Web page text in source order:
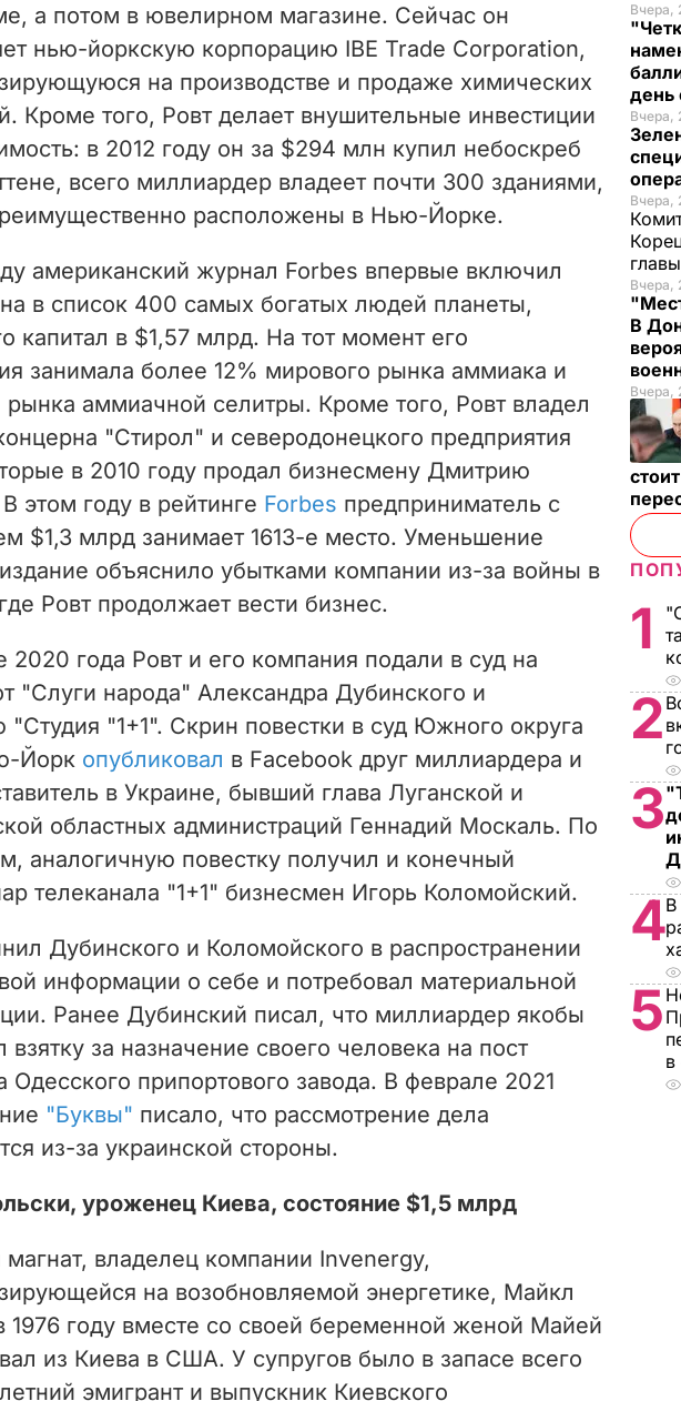
а потом в ювелирном магазине. Сейчас он
нью-йоркскую корпорацию IBE Trade Corporation,
на производстве и продаже химических
Кроме того, Ровт делает внушительные инвестиции
в 2012 году он за $294 млн купил небоскреб
всего миллиардер владеет почти 300 зданиями,
расположены в Нью-Йорке.
американский журнал Forbes впервые включил
в список 400 самых богатых людей планеты,
капитал в $1,57 млрд. На тот момент его
занимала более 12% мирового рынка аммиака и
рынка аммиачной селитры. Кроме того, Ровт владел
"Стирол" и северодонецкого предприятия
в 2010 году продал бизнесмену Дмитрию
этом году в рейтинге Forbes предприниматель с
$1,3 млрд занимает 1613-е место. Уменьшение
объяснило убытками компании из-за войны в
Ровт продолжает вести бизнес.
2020 года Ровт и его компания подали в суд на
"Слуги народа" Александра Дубинского и
"1+1". Скрин повестки в суд Южного округа
Йорк опубликовал в Facebook друг миллиардера и
в Украине, бывший глава Луганской и
областных администраций Геннадий Москаль. По
аналогичную повестку получил и конечный
телеканала "1+1" бизнесмен Игорь Коломойский.
Дубинского и Коломойского в распространении
информации о себе и потребовал материальной
Ранее Дубинский писал, что миллиардер якобы
взятку за назначение своего человека на пост
Одесского припортового завода. В феврале 2021
"Буквы" писало, что рассмотрение дела
из-за украинской стороны.
уроженец Киева, состояние $1,5 млрд
магнат, владелец компании Invenergy,
на возобновляемой энергетике, Майкл
1976 году вместе со своей беременной женой Майей
из Киева в США. У супругов было в запасе всего
эмигрант и выпускник Киевского
Вчера,
день
Вчера,
Вчера,
Вчера,
В
Вчера,
1
2
3
4В
5
в